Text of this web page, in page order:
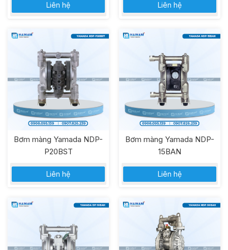
Liên hệ Liên hệ
Bơm màng Yamada NDP-
P20BST
Liên hệ
Bơm màng Yamada NDP-
15BAN
Liên hệ